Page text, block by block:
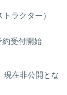
ラクター）
受付開始
現在非公開とな